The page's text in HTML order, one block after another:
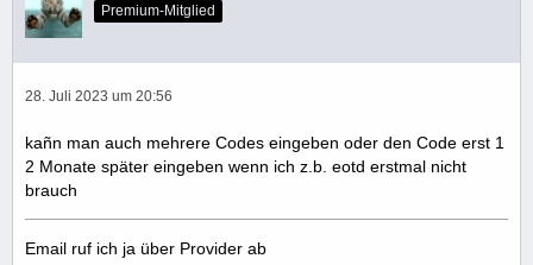
Premium-Mitglied
28. Juli 2023 um 20:56
kañn man auch mehrere Codes eingeben oder den Code erst 1
2 Monate später eingeben wenn ich z.b. eotd erstmal nicht
brauch
Email ruf ich ja über Provider ab